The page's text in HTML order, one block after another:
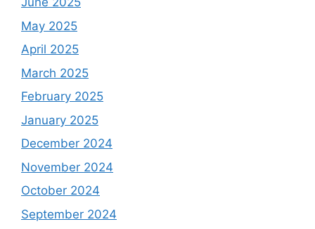
May 2025
April 2025
March 2025
February 2025
January 2025
December 2024
November 2024
October 2024
September 2024